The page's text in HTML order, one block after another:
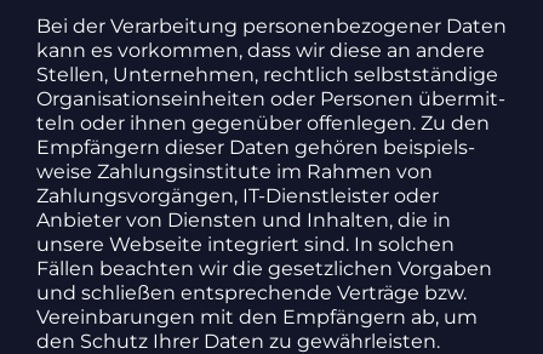
Bei der Verar­bei­tung perso­nen­be­zo­gener Daten
kann es vorkommen, dass wir diese an andere
Stellen, Unter­nehmen, recht­lich selbst­stän­dige
Orga­ni­sa­ti­ons­ein­heiten oder Personen über­mit­
teln oder ihnen gegen­über offen­legen. Zu den
Empfän­gern dieser Daten gehören beispiels­
weise Zahlungs­in­sti­tute im Rahmen von
Zahlungs­vor­gängen, IT-Dienst­leister oder
Anbieter von Diensten und Inhalten, die in
unsere Webseite inte­griert sind. In solchen
Fällen beachten wir die gesetz­li­chen Vorgaben
und schließen entspre­chende Verträge bzw.
Verein­ba­rungen mit den Empfän­gern ab, um
den Schutz Ihrer Daten zu gewähr­leisten.